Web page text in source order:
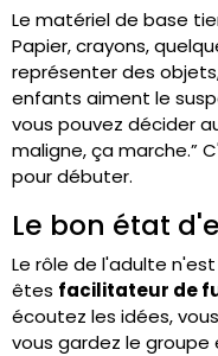
Le matériel de base
Papier, crayons,
représenter des
enfants aiment le
vous pouvez décider
maligne, ça marche.”
pour débuter.
Le bon état
Le rôle de l'adulte
êtes facilitateur de
écoutez les idées,
vous gardez le groupe